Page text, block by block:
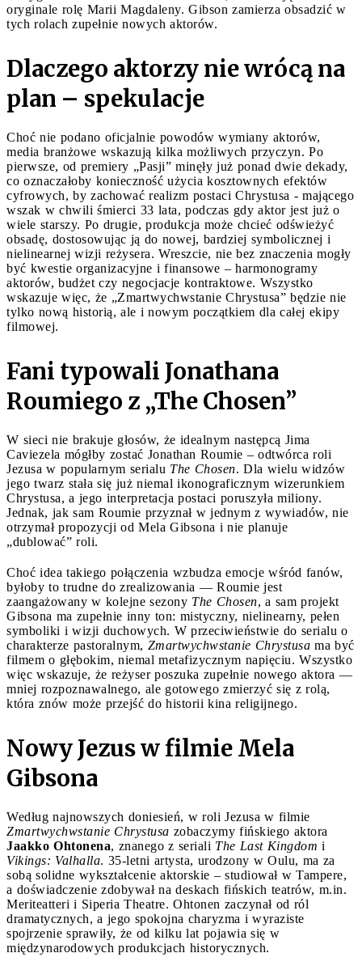
oryginale rolę Marii Magdaleny. Gibson zamierza obsadzić w
tych rolach zupełnie nowych aktorów.
Dlaczego aktorzy nie wrócą na
plan – spekulacje
Choć nie podano oficjalnie powodów wymiany aktorów,
media branżowe wskazują kilka możliwych przyczyn. Po
pierwsze, od premiery „Pasji” minęły już ponad dwie dekady,
co oznaczałoby konieczność użycia kosztownych efektów
cyfrowych, by zachować realizm postaci Chrystusa - mającego
wszak w chwili śmierci 33 lata, podczas gdy aktor jest już o
wiele starszy. Po drugie, produkcja może chcieć odświeżyć
obsadę, dostosowując ją do nowej, bardziej symbolicznej i
nielinearnej wizji reżysera. Wreszcie, nie bez znaczenia mogły
być kwestie organizacyjne i finansowe – harmonogramy
aktorów, budżet czy negocjacje kontraktowe. Wszystko
wskazuje więc, że „Zmartwychwstanie Chrystusa” będzie nie
tylko nową historią, ale i nowym początkiem dla całej ekipy
filmowej.
Fani typowali Jonathana
Roumiego z „The Chosen”
W sieci nie brakuje głosów, że idealnym następcą Jima
Caviezela mógłby zostać Jonathan Roumie – odtwórca roli
Jezusa w popularnym serialu The Chosen. Dla wielu widzów
jego twarz stała się już niemal ikonograficznym wizerunkiem
Chrystusa, a jego interpretacja postaci poruszyła miliony.
Jednak, jak sam Roumie przyznał w jednym z wywiadów, nie
otrzymał propozycji od Mela Gibsona i nie planuje
„dublować” roli.
Choć idea takiego połączenia wzbudza emocje wśród fanów,
byłoby to trudne do zrealizowania — Roumie jest
zaangażowany w kolejne sezony The Chosen, a sam projekt
Gibsona ma zupełnie inny ton: mistyczny, nielinearny, pełen
symboliki i wizji duchowych. W przeciwieństwie do serialu o
charakterze pastoralnym, Zmartwychwstanie Chrystusa ma być
filmem o głębokim, niemal metafizycznym napięciu. Wszystko
więc wskazuje, że reżyser poszuka zupełnie nowego aktora —
mniej rozpoznawalnego, ale gotowego zmierzyć się z rolą,
która znów może przejść do historii kina religijnego.
Nowy Jezus w filmie Mela
Gibsona
Według najnowszych doniesień, w roli Jezusa w filmie
Zmartwychwstanie Chrystusa zobaczymy fińskiego aktora
Jaakko Ohtonena, znanego z seriali The Last Kingdom i
Vikings: Valhalla. 35-letni artysta, urodzony w Oulu, ma za
sobą solidne wykształcenie aktorskie – studiował w Tampere,
a doświadczenie zdobywał na deskach fińskich teatrów, m.in.
Meriteatteri i Siperia Theatre. Ohtonen zaczynał od ról
dramatycznych, a jego spokojna charyzma i wyraziste
spojrzenie sprawiły, że od kilku lat pojawia się w
międzynarodowych produkcjach historycznych.